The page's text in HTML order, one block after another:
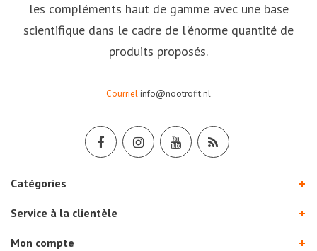
les compléments haut de gamme avec une base
scientifique dans le cadre de l'énorme quantité de
produits proposés.
Courrielinfo@nootrofit.nl
Catégories
Service à la clientèle
Mon compte